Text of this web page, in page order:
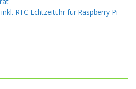
RTC Echtzeituhr für Raspberry Pi